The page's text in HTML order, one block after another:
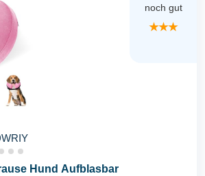
noch gut
★★★
Hund Aufblasbar